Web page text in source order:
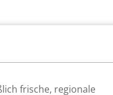
frische, regionale